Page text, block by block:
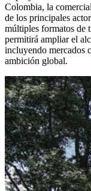
Colombia, la
de los principales
múltiples formatos de
permitirá ampliar el
incluyendo mercados
ambición global.